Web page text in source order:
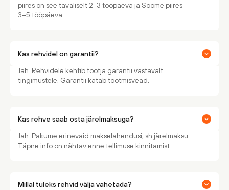
piires on see tavaliselt 2–3 tööpäeva ja Soome piires
3–5 tööpäeva.
Kas rehvidel on garantii?
Jah. Rehvidele kehtib tootja garantii vastavalt
tingimustele. Garantii katab tootmisvead.
Kas rehve saab osta järelmaksuga?
Jah. Pakume erinevaid makselahendusi, sh järelmaksu.
Täpne info on nähtav enne tellimuse kinnitamist.
Millal tuleks rehvid välja vahetada?